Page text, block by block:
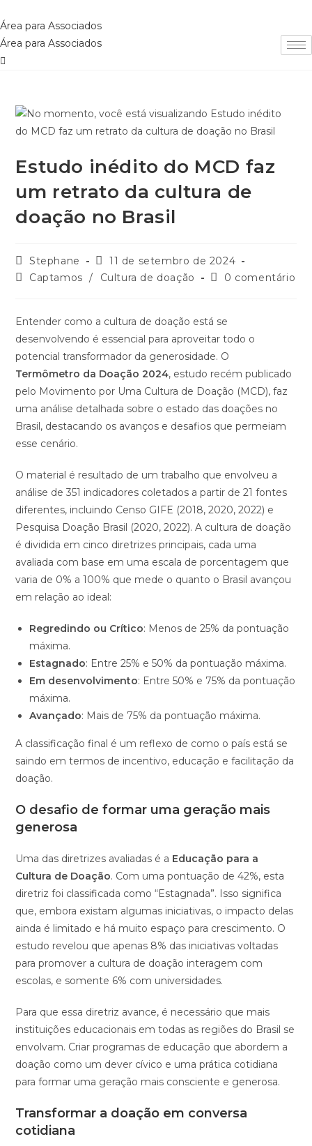
para
o
conteúdo
Área para Associados
Área para Associados
Estudo inédito do MCD faz
um retrato da cultura de
doação no Brasil
Autor
do
Stephane
Post
publicado:
11 de setembro de 2024
Categoria
Captamos / Cultura de doação
Comentários
0 comentário
Entender como a cultura de doação está se
desenvolvendo é essencial para aproveitar todo o
potencial transformador da generosidade. O
Termômetro da Doação 2024, estudo recém publicado
pelo Movimento por Uma Cultura de Doação (MCD), faz
uma análise detalhada sobre o estado das doações no
Brasil, destacando os avanços e desafios que permeiam
esse cenário.
O material é resultado de um trabalho que envolveu a
análise de 351 indicadores coletados a partir de 21 fontes
diferentes, incluindo Censo GIFE (2018, 2020, 2022) e
Pesquisa Doação Brasil (2020, 2022). A cultura de doação
é dividida em cinco diretrizes principais, cada uma
avaliada com base em uma escala de porcentagem que
varia de 0% a 100% que mede o quanto o Brasil avançou
em relação ao ideal:
Regredindo ou Crítico: Menos de 25% da pontuação
máxima.
Estagnado: Entre 25% e 50% da pontuação máxima.
Em desenvolvimento: Entre 50% e 75% da pontuação
máxima.
Avançado: Mais de 75% da pontuação máxima.
A classificação final é um reflexo de como o país está se
saindo em termos de incentivo, educação e facilitação da
doação.
O desafio de formar uma geração mais
generosa
Uma das diretrizes avaliadas é a Educação para a
Cultura de Doação. Com uma pontuação de 42%, esta
diretriz foi classificada como “Estagnada”. Isso significa
que, embora existam algumas iniciativas, o impacto delas
ainda é limitado e há muito espaço para crescimento. O
estudo revelou que apenas 8% das iniciativas voltadas
para promover a cultura de doação interagem com
escolas, e somente 6% com universidades.
Para que essa diretriz avance, é necessário que mais
instituições educacionais em todas as regiões do Brasil se
envolvam. Criar programas de educação que abordem a
doação como um dever cívico e uma prática cotidiana
para formar uma geração mais consciente e generosa.
Transformar a doação em conversa
cotidiana